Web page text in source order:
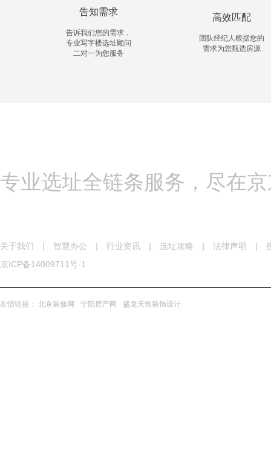
告知需求
告诉我们您的需求，
专业写字楼选址顾问
二对一为您服务
高效匹配
团队经纪人根据您的
需求为您甄选房源
专业选址全链条服务，尽在
关于我们 | 智慧办公 | 行业资讯 | 选址攻略 | 法律声明 |
京ICP备14009711号-1
友情链接： 北京装修网 宁阳房产网 盛龙天饰装饰设计